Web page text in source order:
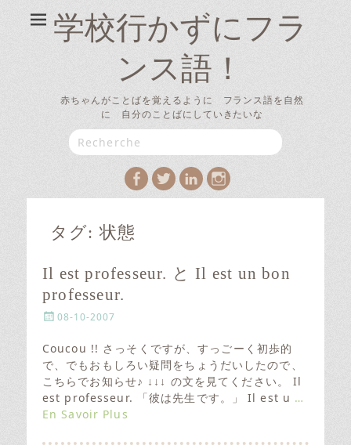
学校行かずにフラ
ンス語！
赤ちゃんがことばを覚えるように フランス語を自然
に 自分のことばにしていきたいな
Search
for:
Facebook
TwitterLinkedIn
Instagram
タグ: 状態
Il est professeur. と Il est un bon
professeur.
P
s
e
d
o
n
08-10-2007
Coucou !! さっそくですが、すっごーく初歩的
で、でもおもしろい疑問をちょうだいしたので、
こちらでお知らせ♪ ↓↓↓ の文を見てください。 Il
est professeur. 「彼は先生です。」 Il est u …
En Savoir Plus